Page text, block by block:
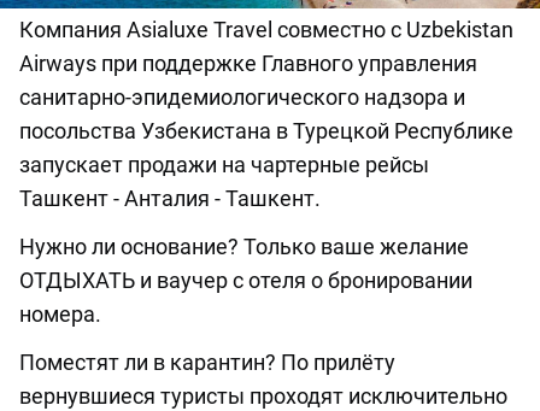
Компания Asialuxe Travel совместно с Uzbekistan
Airways при поддержке Главного управления
санитарно-эпидемиологического надзора и
посольства Узбекистана в Турецкой Республике
запускает продажи на чартерные рейсы
Ташкент - Анталия - Ташкент.
Нужно ли основание? Только ваше желание
ОТДЫХАТЬ и ваучер с отеля о бронировании
номера.
Поместят ли в карантин? По прилёту
вернувшиеся туристы проходят исключительно